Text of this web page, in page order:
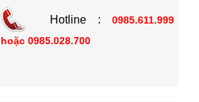
Hotline : 0985.611.999
hoặc 0985.028.700